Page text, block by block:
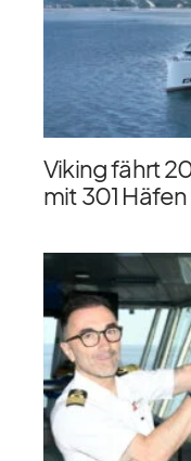
Viking fährt
mit 301